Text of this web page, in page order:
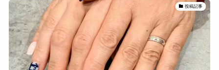
投稿記事